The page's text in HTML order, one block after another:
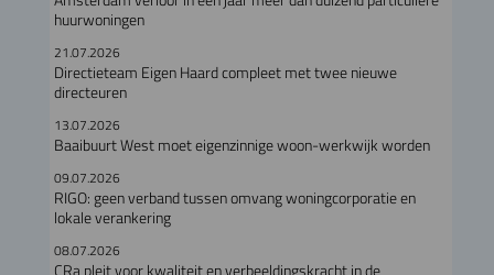
huurwoningen
21.07.2026
Directieteam Eigen Haard compleet met twee nieuwe
directeuren
13.07.2026
Baaibuurt West moet eigenzinnige woon-werkwijk worden
09.07.2026
RIGO: geen verband tussen omvang woningcorporatie en
lokale verankering
08.07.2026